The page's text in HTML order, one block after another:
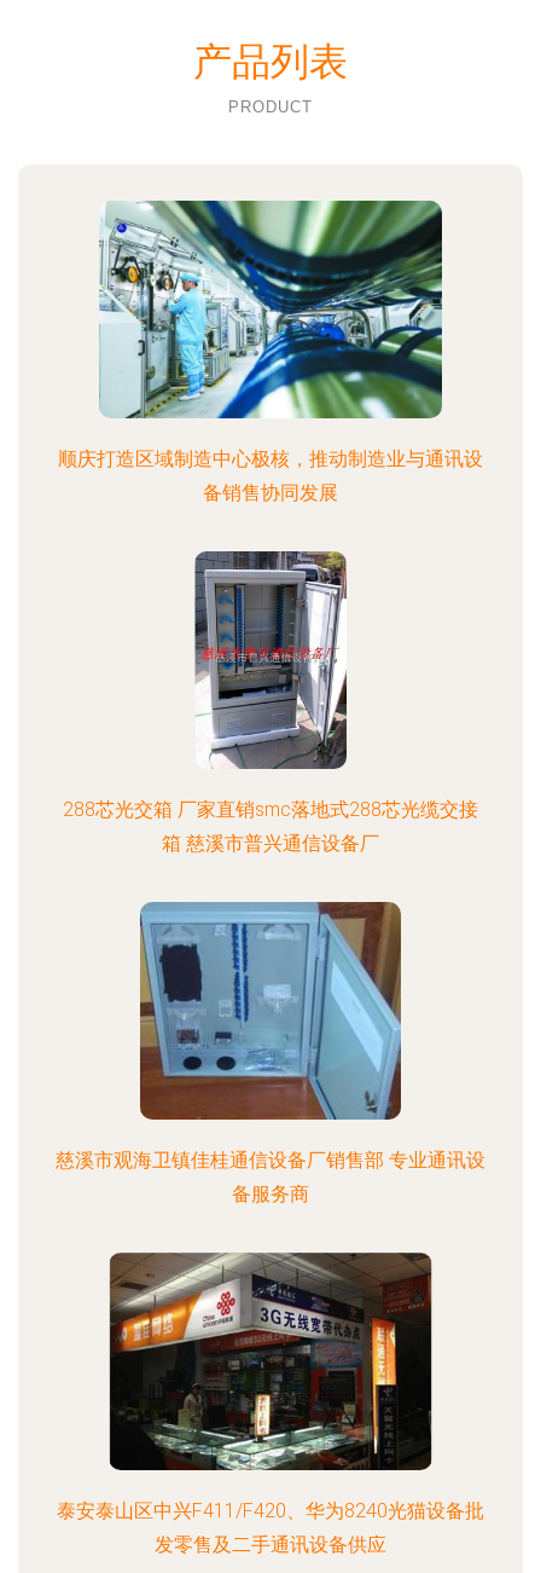
产品列表
PRODUCT
顺庆打造区域制造中心极核，推动制造业与通讯设
备销售协同发展
288芯光交箱 厂家直销smc落地式288芯光缆交接
箱 慈溪市普兴通信设备厂
慈溪市观海卫镇佳桂通信设备厂销售部 专业通讯设
备服务商
泰安泰山区中兴F411/F420、华为8240光猫设备批
发零售及二手通讯设备供应